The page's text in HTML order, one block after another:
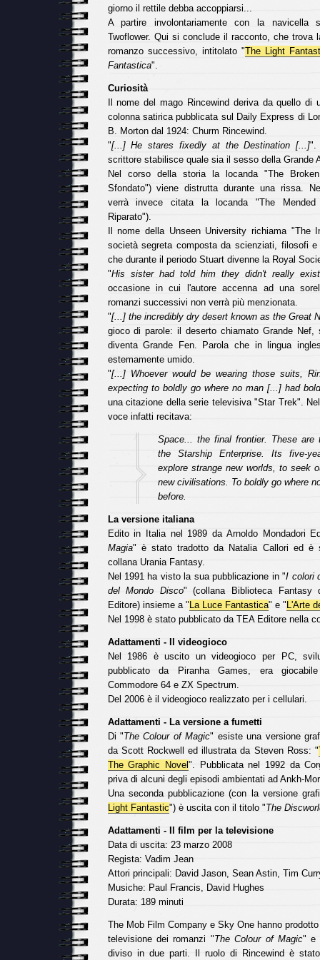
giorno il rettile debba accoppiarsi...
A partire involontariamente con la navicella
Twoflower. Qui si conclude il racconto, che trova
romanzo successivo, intitolato "The Light
Fantastica".
Curiosità
Il nome del mago Rincewind deriva da quello di
colonna satirica pubblicata sul Daily Express di
B. Morton dal 1924: Churm Rincewind.
"[...] He stares fixedly at the Destination [...]".
scrittore stabilisce quale sia il sesso della Grande
Nel corso della storia la locanda "The
Sfondato") viene distrutta durante una rissa.
verrà invece citata la locanda "The Mended
Riparato").
Il nome della Unseen University richiama "The
società segreta composta da scienziati, filosofi e
che durante il periodo Stuart divenne la Royal
"His sister had told him they didn't really exist
occasione in cui l'autore accenna ad una
romanzi successivi non verrà più menzionata.
"[...] the incredibly dry desert known as the Great
gioco di parole: il deserto chiamato Grande Nef,
diventa Grande Fen. Parola che in lingua
estemamente umido.
"[...] Whoever would be wearing those suits,
expecting to boldly go where no man [...] had
una citazione della serie televisiva "Star Trek".
voce infatti recitava:
Space... the final frontier. These are
the Starship Enterprise. Its five-
explore strange new worlds, to seek
new civilisations. To boldly go where
before.
La versione italiana
Edito in Italia nel 1989 da Arnoldo Mondadori
Magia" è stato tradotto da Natalia Callori ed è
collana Urania Fantasy.
Nel 1991 ha visto la sua pubblicazione in "I colori
del Mondo Disco" (collana Biblioteca Fantasy
Editore) insieme a " La Luce Fantastica" e " L'Arte
Nel 1998 è stato pubblicato da TEA Editore nella
Adattamenti - Il videogioco
Nel 1986 è uscito un videogioco per PC,
pubblicato da Piranha Games, era
Commodore 64 e ZX Spectrum.
Del 2006 è il videogioco realizzato per i cellulari.
Adattamenti - La versione a fumetti
Di "The Colour of Magic" esiste una versione
da Scott Rockwell ed illustrata da Steven Ross: "
The Graphic Novel ". Pubblicata nel 1992 da
priva di alcuni degli episodi ambientati ad Ankh-
Una seconda pubblicazione (con la versione
Light Fantastic") è uscita con il titolo "The
Adattamenti - Il film per la televisione
Data di uscita: 23 marzo 2008
Regista: Vadim Jean
Attori principali: David Jason, Sean Astin, Tim
Musiche: Paul Francis, David Hughes
Durata: 189 minuti
The Mob Film Company e Sky One hanno
televisione dei romanzi "The Colour of Magic" e
diviso in due parti. Il ruolo di Rincewind è